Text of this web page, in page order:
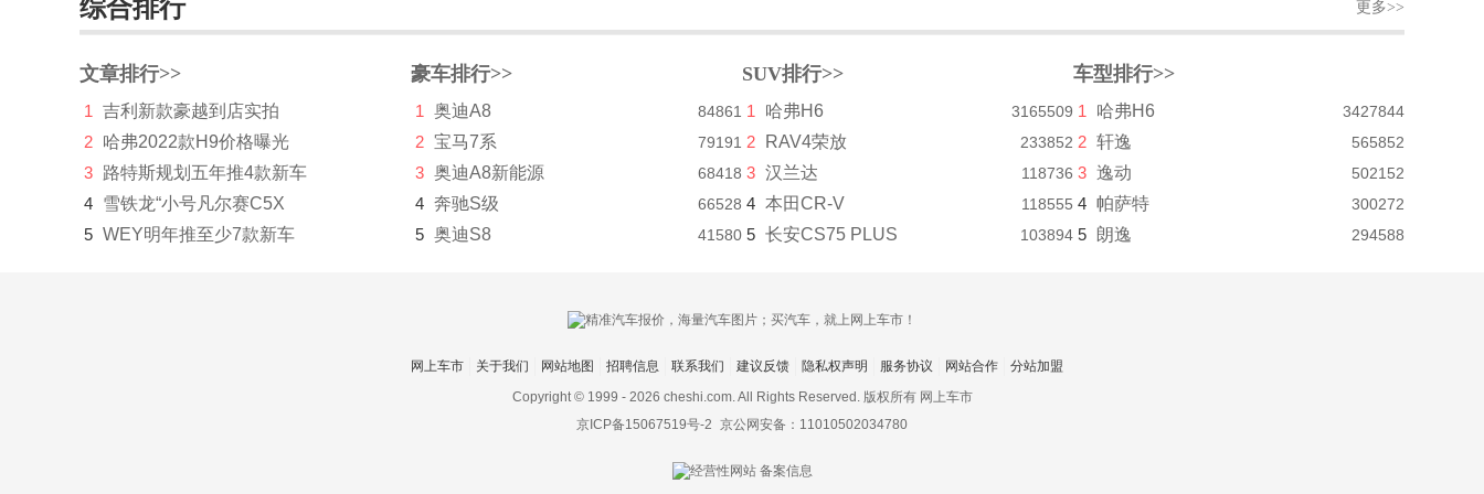
道奇
达西亚
大运
大众
电动屋
帝亚一维
综合排行 更多>>
文章排行>>
1
吉利新款豪越到店实拍
2 哈弗2022款H9价格曝光
3 路特斯规划五年推4款新车
4 雪铁龙“小号凡尔赛C5X
5 WEY明年推至少7款新车
豪车排行>>
1 奥迪A8 84861
2 宝马7系 79191
3 奥迪A8新能源 68418
4 奔驰S级 66528
5 奥迪S8 41580
SUV排行>>
1 哈弗H6 3165509
2 RAV4荣放 233852
3 汉兰达 118736
4 本田CR-V 118555
5 长安CS75 PLUS 103894
车型排行>>
1 哈弗H6 3427844
2 轩逸 565852
3 逸动 502152
4 帕萨特 300272
5 朗逸 294588
网上车市 关于我们 网站地图 招聘信息 联系我们 建议反馈 隐私权声明 服务协议 网站合作
分站加盟
Copyright © 1999 - 2026 cheshi.com. All Rights Reserved. 版权所有 网上车市
京ICP备15067519号-2 京公网安备：11010502034780